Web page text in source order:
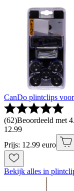
CanDo plintclips
(62)Beoordeeld met
12.99
Prijs: 12.99 euro
Bekijk alles in